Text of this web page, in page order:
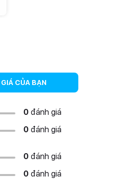
CỦA BẠN
0 đánh giá
0 đánh giá
0 đánh giá
0 đánh giá